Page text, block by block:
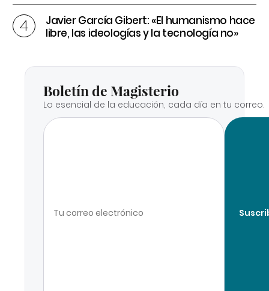
Javier García Gibert: «El humanismo hace
libre, las ideologías y la tecnología no»
Boletín de Magisterio
Lo esencial de la educación, cada día en tu correo.